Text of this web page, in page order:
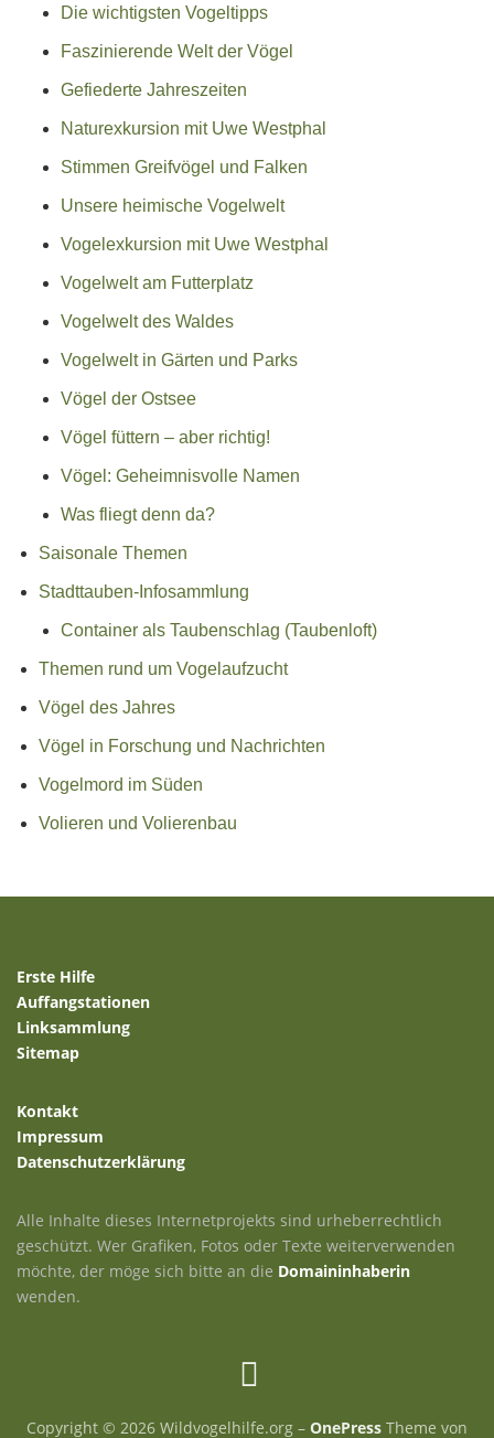
Die wichtigsten Vogeltipps
Faszinierende Welt der Vögel
Gefiederte Jahreszeiten
Naturexkursion mit Uwe Westphal
Stimmen Greifvögel und Falken
Unsere heimische Vogelwelt
Vogelexkursion mit Uwe Westphal
Vogelwelt am Futterplatz
Vogelwelt des Waldes
Vogelwelt in Gärten und Parks
Vögel der Ostsee
Vögel füttern – aber richtig!
Vögel: Geheimnisvolle Namen
Was fliegt denn da?
Saisonale Themen
Stadttauben-Infosammlung
Container als Taubenschlag (Taubenloft)
Themen rund um Vogelaufzucht
Vögel des Jahres
Vögel in Forschung und Nachrichten
Vogelmord im Süden
Volieren und Volierenbau
Erste Hilfe
Auffangstationen
Linksammlung
Sitemap
Kontakt
Impressum
Datenschutzerklärung
Alle Inhalte dieses Internetprojekts sind urheberrechtlich
geschützt. Wer Grafiken, Fotos oder Texte weiterverwenden
möchte, der möge sich bitte an die Domaininhaberin
wenden.
Copyright © 2026 Wildvogelhilfe.org – OnePress Theme von